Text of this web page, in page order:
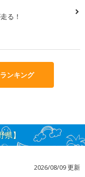
る！
ンキング
】
2026/08/09 更新